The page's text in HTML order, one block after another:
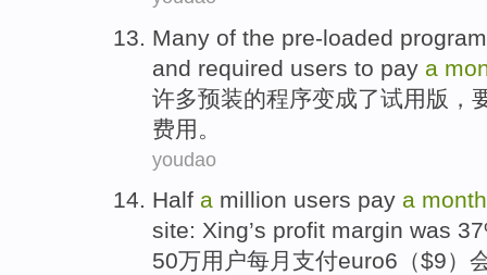
Many of the pre-loaded
and required users to pay a
许多预装的程序变成了试用 版 ，
费用 。
youdao
Half a million users pay a
site: Xing’s profit margin was
50万用户每月 支付euro6 （$9）